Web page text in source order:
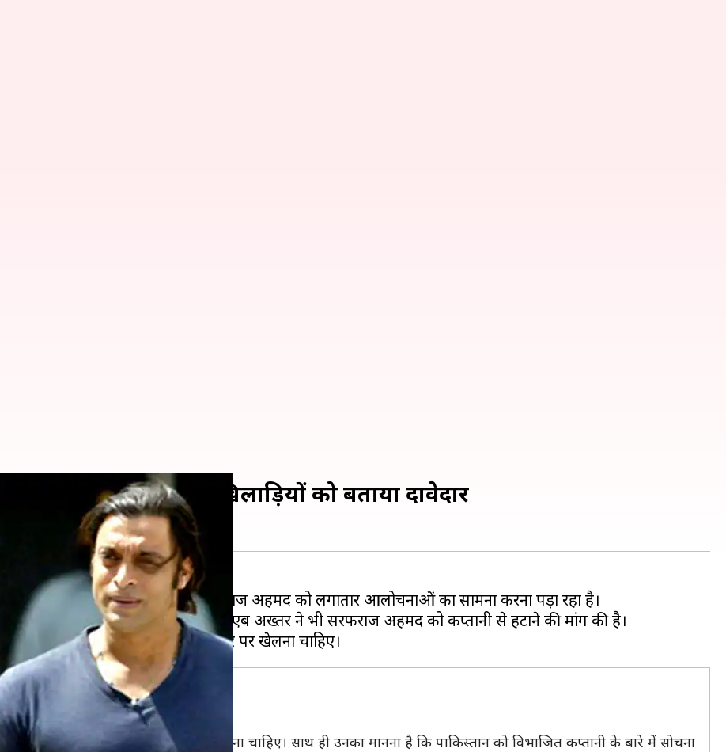
से हटाने की मांग, इन खिलाड़ियों को बताया दावेदार
पाकिस्तान क्रिकेट टीम और कप्तान सरफराज अहमद को लगातार आलोचनाओं का सामना करना पड़ा रहा है।
रावलपिंडी एक्सप्रेस के नाम मशहूर शोएब अख्तर ने भी सरफराज अहमद को कप्तानी से हटाने की मांग की है।
कहा है कि सरफराज को कप्तानी छोड़ देना चाहिए। साथ ही उनका मानना है कि पाकिस्तान को विभाजित कप्तानी के बारे में सोचना